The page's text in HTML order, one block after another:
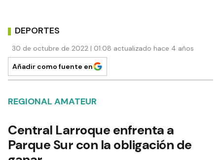
DEPORTES
30 de octubre de 2022 | 01:08 actualizado hace 4 años
Añadir como fuente en
REGIONAL AMATEUR
Central Larroque enfrenta a
Parque Sur con la obligación de